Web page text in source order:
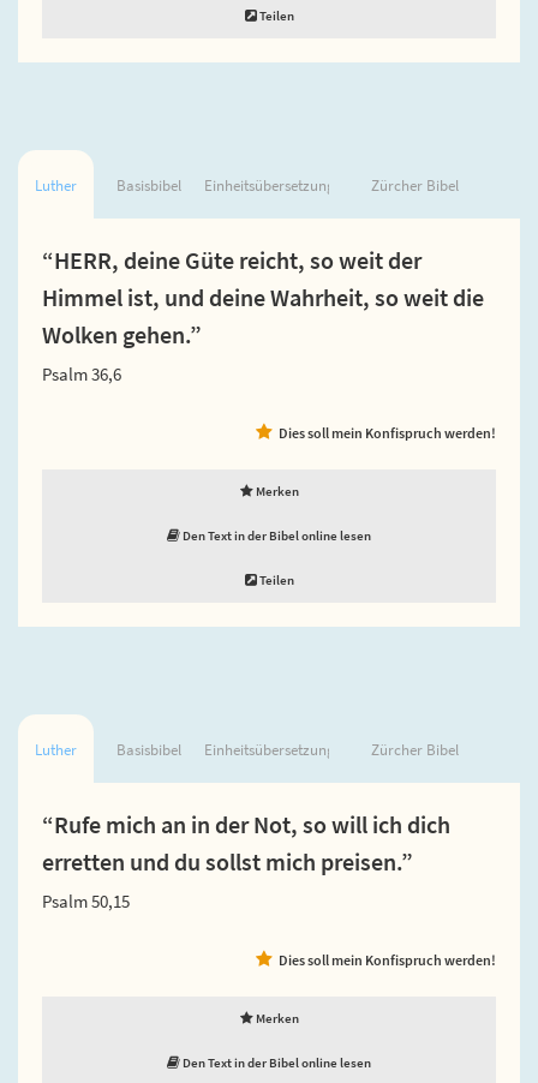
Teilen
Luther Basisbibel Einheitsübersetzung Zürcher Bibel
“HERR, deine Güte reicht, so weit der
Himmel ist, und deine Wahrheit, so weit die
Wolken gehen.”
Psalm 36,6
Dies soll mein Konfispruch werden!
Merken
Den Text in der Bibel online lesen
Teilen
Luther Basisbibel Einheitsübersetzung Zürcher Bibel
“Rufe mich an in der Not, so will ich dich
erretten und du sollst mich preisen.”
Psalm 50,15
Dies soll mein Konfispruch werden!
Merken
Den Text in der Bibel online lesen